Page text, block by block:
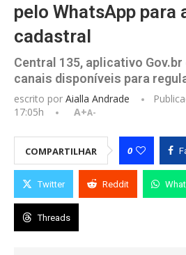
pelo WhatsApp para
cadastral
Central 135, aplicativo
canais disponíveis para
escrito por Aialla Andrade
17:05h
A+A-
COMPARTILHAR 0
Twitter Reddit
Threads